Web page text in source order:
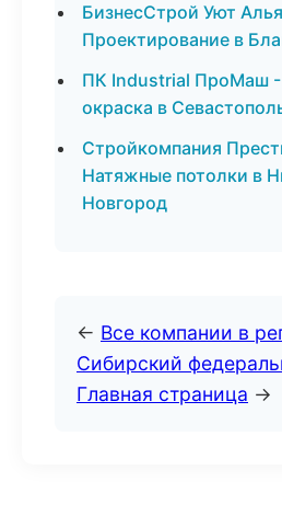
БизнесСтрой Уют
Проектирование в
ПК Industrial ПроМаш
окраска в
Стройкомпания
Натяжные потолки в
Новгород
← Все компании в
Сибирский
Главная страница →